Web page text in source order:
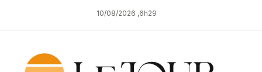
10/08/2026 ,6h29